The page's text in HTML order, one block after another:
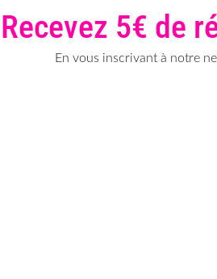
Recevez 5€ de
En vous inscrivant à notre